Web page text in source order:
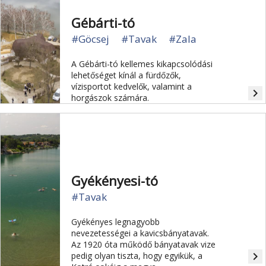
Gébárti-tó
#Göcsej #Tavak #Zala
A Gébárti-tó kellemes kikapcsolódási
lehetőséget kínál a fürdőzők,
vízisportot kedvelők, valamint a
horgászok számára.
navigate_next
Gyékényesi-tó
#Tavak
Gyékényes legnagyobb
nevezetességei a kavicsbányatavak.
Az 1920 óta működő bányatavak vize
pedig olyan tiszta, hogy egyikük, a
navigate_next